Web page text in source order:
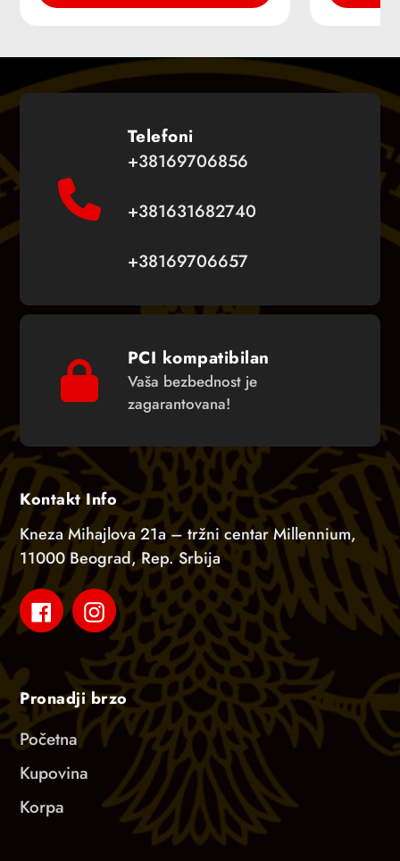
Telefoni
+38169706856
+381631682740
+38169706657
PCI kompatibilan
Vaša bezbednost je
zagarantovana!
Kontakt Info
Kneza Mihajlova 21a – tržni centar Millennium,
11000 Beograd, Rep. Srbija
FacebookInstagram
Pronadji brzo
Početna
Kupovina
Korpa